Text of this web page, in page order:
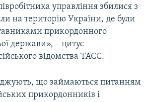
управління збилися з
на територію України, де були
прикордонного
держави», – цитує
відомства ТАСС.
що займаються питанням
прикордонників і